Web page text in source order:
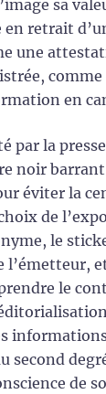
sa
en retrait
une
comme
en
par la
noir
éviter la
de
le
l’émetteur,
le
second
de